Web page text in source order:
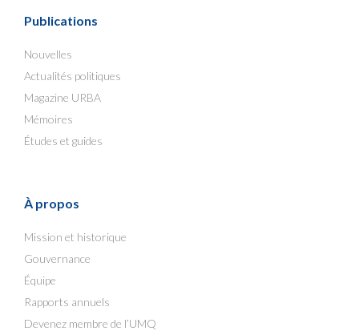
Publications
Nouvelles
Actualités politiques
Magazine URBA
Mémoires
Études et guides
À propos
Mission et historique
Gouvernance
Équipe
Rapports annuels
Devenez membre de l’UMQ